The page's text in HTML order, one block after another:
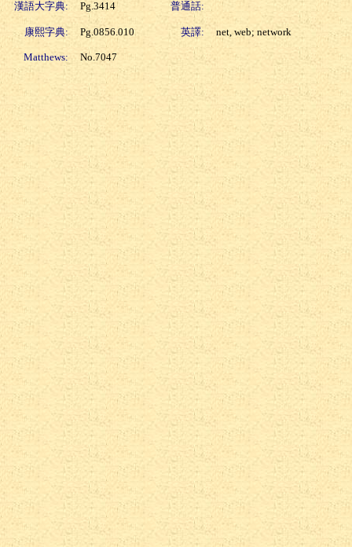
漢語大字典:
Pg.3414 普通話:
康熙字典: Pg.0856.010 英譯: net, web; network
Matthews: No.7047